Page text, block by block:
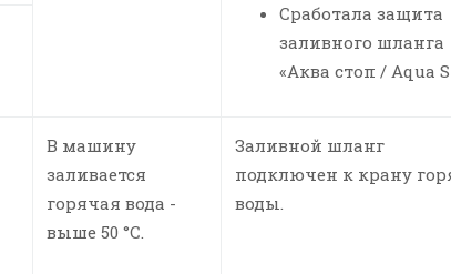
Сработала защита
заливного шланга
«Аква стоп / Aqua
В машину
заливается
горячая вода -
выше 50 °С.
Заливной шланг
подключен к крану
воды.